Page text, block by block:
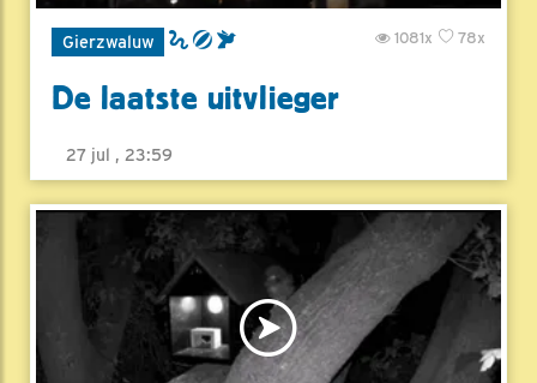
Gierzwaluw 78x
1081x
De laatste uitvlieger
27 jul , 23:59